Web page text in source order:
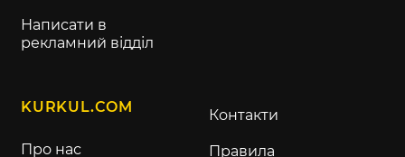
Написати в
рекламний відділ
KURKUL.COM
Про нас
Контакти
Правила